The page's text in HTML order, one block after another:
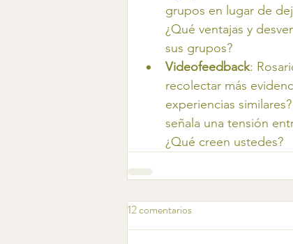
grupos en lugar de
¿Qué ventajas y
sus grupos?
Videofeedback:
recolectar más
experiencias
señala una tensión
¿Qué creen ustedes?
12 comentarios